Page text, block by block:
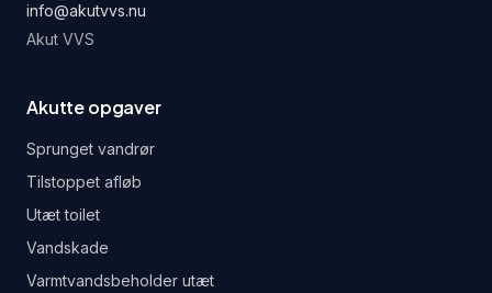
info@akutvvs.nu
Akut VVS
Akutte opgaver
Sprunget vandrør
Tilstoppet afløb
Utæt toilet
Vandskade
Varmtvandsbeholder utæt